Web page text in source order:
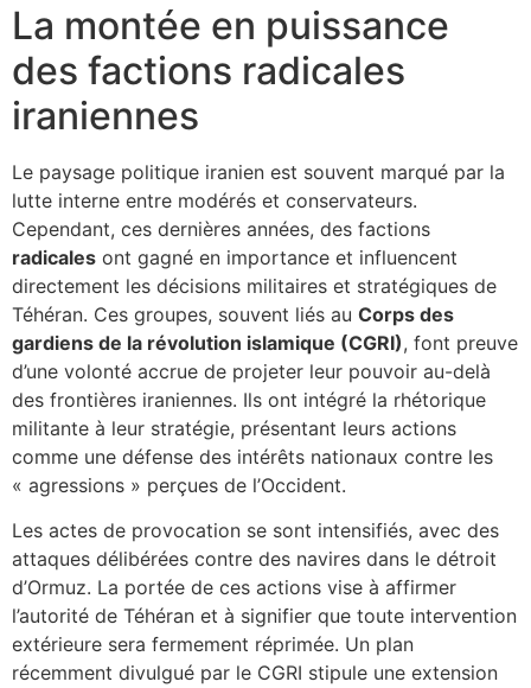
La montée en puissance
des factions radicales
iraniennes
Le paysage politique iranien est souvent marqué par la
lutte interne entre modérés et conservateurs.
Cependant, ces dernières années, des factions
radicales ont gagné en importance et influencent
directement les décisions militaires et stratégiques de
Téhéran. Ces groupes, souvent liés au Corps des
gardiens de la révolution islamique (CGRI), font preuve
d’une volonté accrue de projeter leur pouvoir au-delà
des frontières iraniennes. Ils ont intégré la rhétorique
militante à leur stratégie, présentant leurs actions
comme une défense des intérêts nationaux contre les
« agressions » perçues de l’Occident.
Les actes de provocation se sont intensifiés, avec des
attaques délibérées contre des navires dans le détroit
d’Ormuz. La portée de ces actions vise à affirmer
l’autorité de Téhéran et à signifier que toute intervention
extérieure sera fermement réprimée. Un plan
récemment divulgué par le CGRI stipule une extension